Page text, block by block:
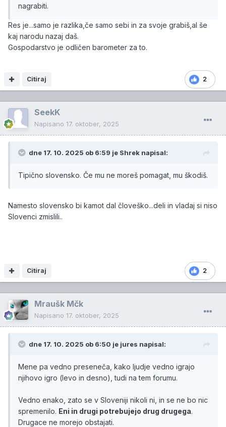
nagrabiti.
Res je...samo je razlika,če samo sebi in za svoje grabiš,al še
kaj narodu nazaj daš.
Gospodarstvo je odličen barometer za to.
2
Citiraj
SeekK
Napisano 17. oktober, 2025
dne 17. 10. 2025 ob 6:59 je Shrek napisal:
Tipično slovensko. Če mu ne moreš pomagat, mu škodiš.
Namesto slovensko bi kamot dal človeško...deli in vladaj si niso
Slovenci zmislili..
2
Citiraj
Mraušk Mčk
Napisano 17. oktober, 2025
dne 17. 10. 2025 ob 6:50 je jures napisal:
Mene pa vedno preseneča, kako ljudje vedno igrajo
njihovo igro (levo in desno), tudi na tem forumu.
Vedno enako, zato se v Sloveniji nikoli ni, in se ne bo nic
spremenilo. Eni in drugi potrebujejo drug drugega.
Drugace ne morejo obstajati.